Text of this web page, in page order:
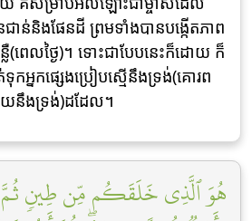
ជាន់និងផែនដី ព្រមទាំងបានបង្កើតភាព
េលថ្ងៃ)។ ទោះជាបែបនេះក៏ដោយ ក៏
កអ្នកផ្សេងប្រៀបស្មើនឹងទ្រង់(គោរព
មួយនឹងទ្រង់)ដដែល។
هُوَ ٱلَّذِي خَلَقَكُم مِّن طِينٖ